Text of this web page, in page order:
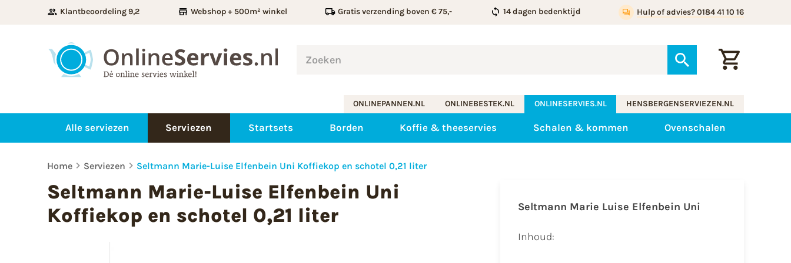
Klantbeoordeling 9,2 Webshop + 500m² winkel Gratis verzending boven € 75,- 14 dagen bedenktijd Hulp of advies? 0184 41 10 16
ONLINEPANNEN.NL ONLINEBESTEK.NL ONLINESERVIES.NL HENSBERGENSERVIEZEN.NL
Alle serviezen Serviezen Startsets Borden Koffie & theeservies Schalen & kommen Ovenschalen
Home Serviezen Seltmann Marie-Luise Elfenbein Uni Koffiekop en schotel 0,21 liter
Seltmann Marie-Luise Elfenbein Uni
Koffiekop en schotel 0,21 liter
Seltmann Marie Luise Elfenbein Uni
Inhoud: